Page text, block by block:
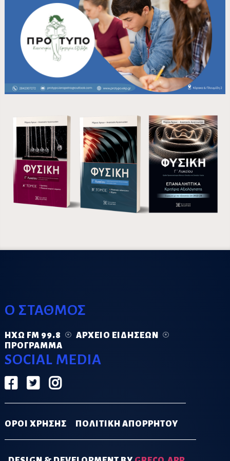
Ο ΣΤΑΘΜΟΣ
ΗΧΏ FM 99.8
ΑΡΧΕΊΟ ΕΙΔΉΣΕΩΝ
ΠΡΌΓΡΑΜΜΑ
SOCIAL MEDIA
ΟΡΟΙ ΧΡΗΣΗΣ ΠΟΛΙΤΙΚΗ ΑΠΟΡΡΗΤΟΥ